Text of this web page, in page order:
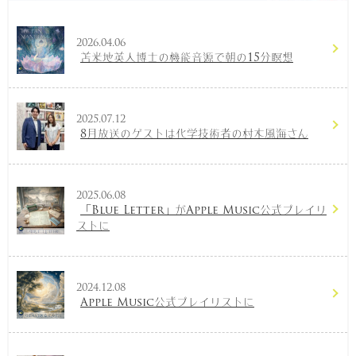
2026.04.06
苫米地英人博士の機能音源で朝の15分瞑想
2025.07.12
8月放送のゲストは化学技術者の村木風海さん
2025.06.08
「Blue Letter」がApple Music公式プレイリ
ストに
2024.12.08
Apple Music公式プレイリストに